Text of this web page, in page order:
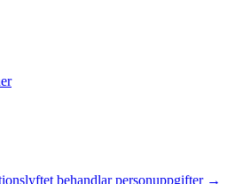
behandlar personuppgifter →